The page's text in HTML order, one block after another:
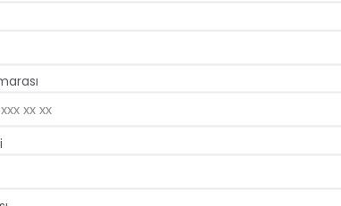
balayı arayışındaki çiftlere